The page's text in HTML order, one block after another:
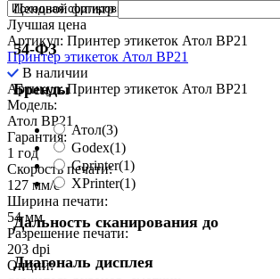
Ценовой фильтр
54-ФЗ
Бренды
Атол(3)
Godex(1)
Gprinter(1)
XPrinter(1)
Дальность сканирования до
Диагональ дисплея
Лучшая цена
Артикул: Принтер этикеток Атол BP21
Принтер этикеток Атол BP21
В наличии
Артикул: Принтер этикеток Атол BP21
Модель:
Атол BP21
Гарантия:
1 год
Скорость печати:
127 мм/с
Ширина печати:
54 мм
Разрешение печати:
203 dpi
Опции: